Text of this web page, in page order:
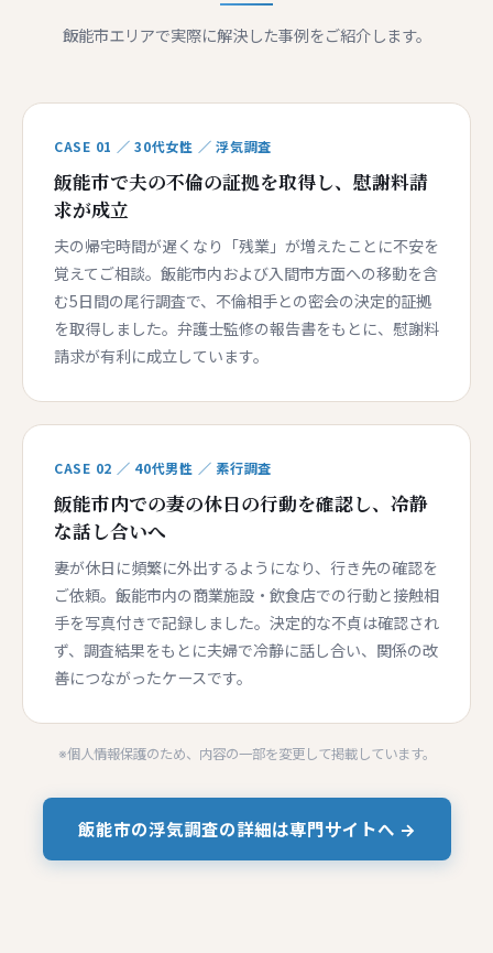
飯能市エリアで実際に解決した事例をご紹介します。
CASE 01 ／ 30代女性 ／ 浮気調査
飯能市で夫の不倫の証拠を取得し、慰謝料請
求が成立
夫の帰宅時間が遅くなり「残業」が増えたことに不安を
覚えてご相談。飯能市内および入間市方面への移動を含
む5日間の尾行調査で、不倫相手との密会の決定的証拠
を取得しました。弁護士監修の報告書をもとに、慰謝料
請求が有利に成立しています。
CASE 02 ／ 40代男性 ／ 素行調査
飯能市内での妻の休日の行動を確認し、冷静
な話し合いへ
妻が休日に頻繁に外出するようになり、行き先の確認を
ご依頼。飯能市内の商業施設・飲食店での行動と接触相
手を写真付きで記録しました。決定的な不貞は確認され
ず、調査結果をもとに夫婦で冷静に話し合い、関係の改
善につながったケースです。
※個人情報保護のため、内容の一部を変更して掲載しています。
飯能市の浮気調査の詳細は専門サイトへ →